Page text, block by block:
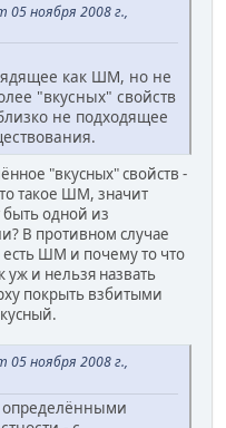
05 ноября 2008 г.,
как ШМ, но не
"вкусных" свойств
не подходящее
"вкусных" свойств -
такое ШМ, значит
одной из
В противном случае
есть ШМ и почему то что
уж и нельзя назвать
покрыть взбитыми
05 ноября 2008 г.,